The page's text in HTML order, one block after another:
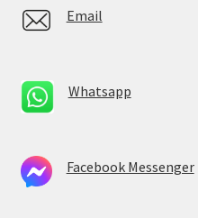
Email
Whatsapp
Facebook Messenger